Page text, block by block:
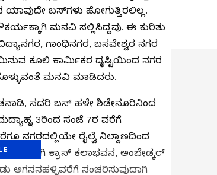
ಬಸ್‌ಗಳು ಹೋಗುತ್ತಿರಲಿಲ್ಲ.
ಮನವಿ ಸಲ್ಲಿಸಿದ್ದವು. ಈ ಕುರಿತು
ಗಾಂಧಿನಗರ, ಬಸವೇಶ್ವರ ನಗರ
ಕೂಲಿ ಕಾರ್ಮಿಕರ ದೃಷ್ಟಿಯಿಂದ ನಗರ
ಮನವಿ ಮಾಡಿದರು.
ಸದರಿ ಬಸ್ ಹಳೇ ಶಿಡೇನೂರಿನಿಂದ
3ರಿಂದ ಸಂಜೆ 7ರ ವರೆಗೆ
ನಗರದಲ್ಲಿಯೇ ರೈಲ್ವೆ ನಿಲ್ದಾಣದಿಂದ
ಕ್ರಾಸ್ ಕಲಾಭವನ, ಅಂಬೇಡ್ಕರ್
ಅಗಸನಹಳ್ಳಿವರೆಗೆ ಸಂಚರಿಸುವುದಾಗಿ